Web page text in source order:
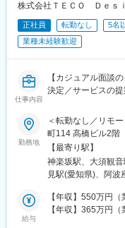
株式会社ＴＥＣＯ Ｄｅｓ
正社員 転勤なし 5名
業種未経験歓迎
仕事内容
【カジュアル面談
決定／サービスの
勤務地
＜転勤なし／リモ
町114 高橋ビル2階
24-25 CK16伏見ビ
町2-2-17RE-006 3
1-32 GLANZビル4
「適材適所の極み
て、ただ単に人材
【最寄り駅】
神楽坂駅、大須観
見駅(愛知県)、阿波
給与
【年収】550万円（
【年収】365万円（